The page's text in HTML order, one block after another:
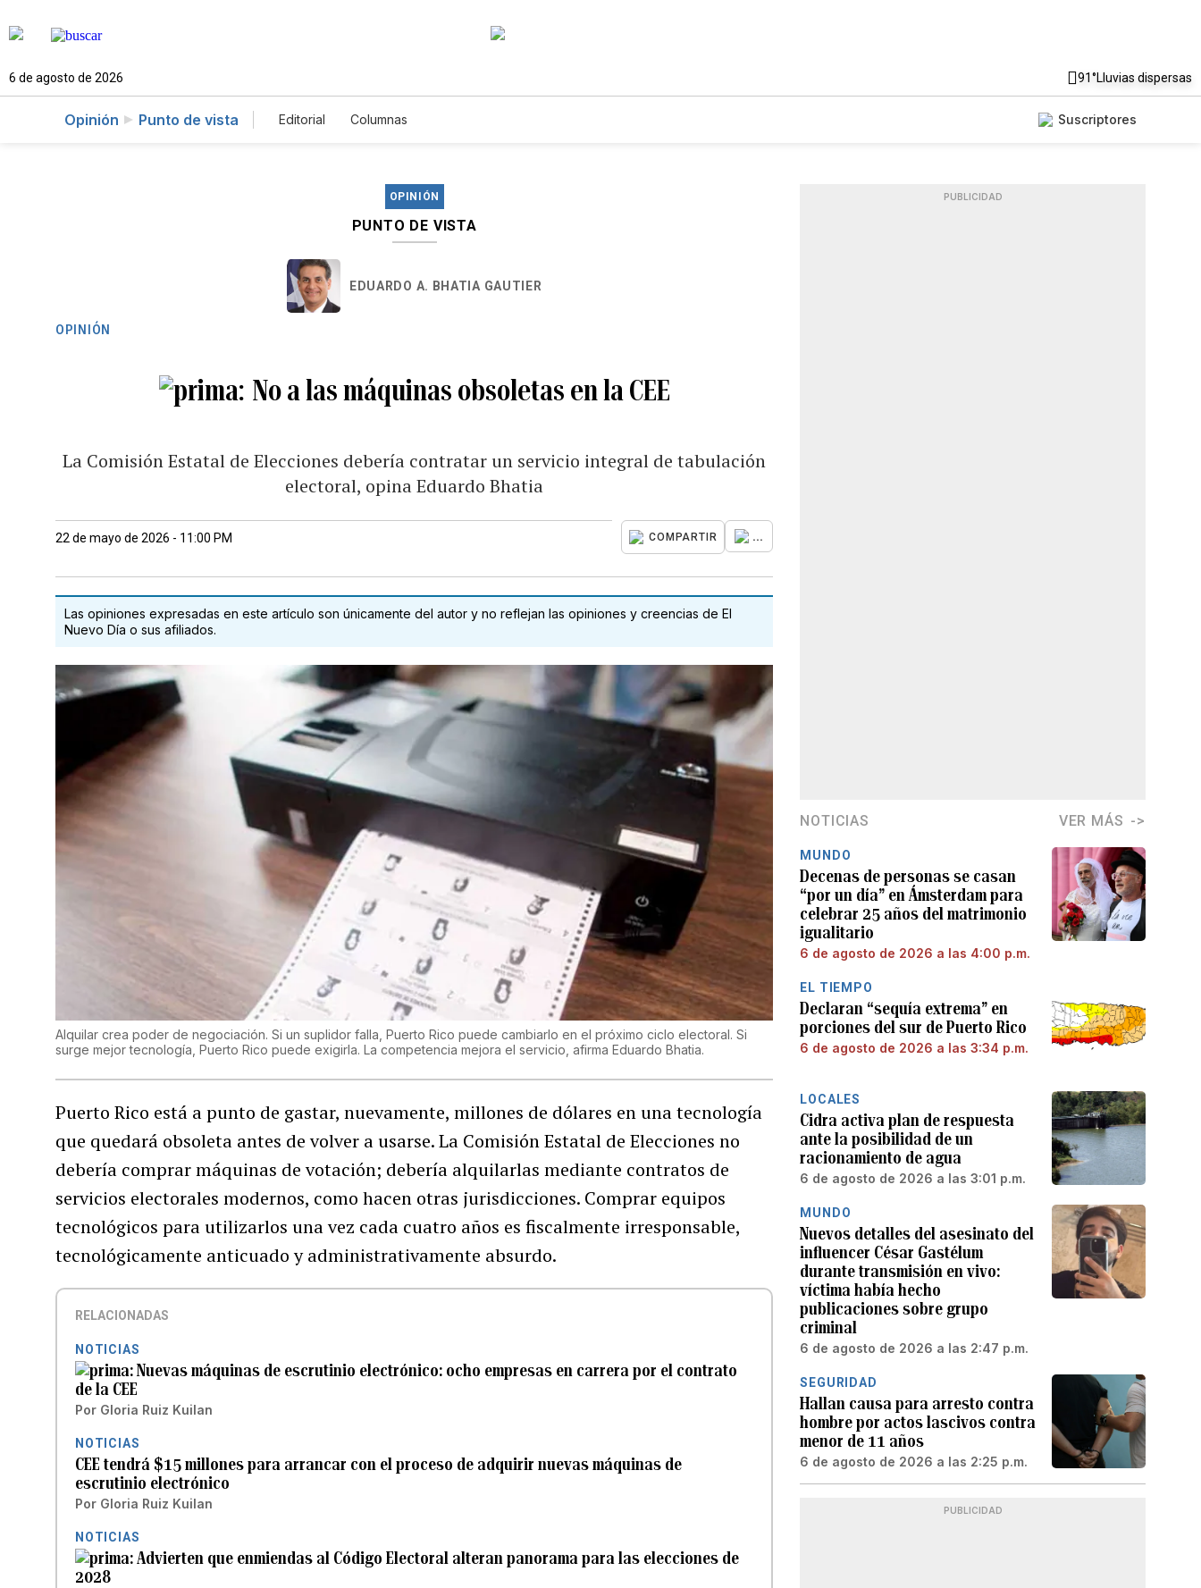
6 de agosto de 2026 91°Lluvias dispersas
Opinión Punto de vista Editorial Columnas Suscriptores
OPINIÓN
PUNTO DE VISTA
EDUARDO A. BHATIA GAUTIER
OPINIÓN
No a las máquinas obsoletas en la CEE
La Comisión Estatal de Elecciones debería contratar un servicio integral de tabulación
electoral, opina Eduardo Bhatia
22 de mayo de 2026 - 11:00 PM COMPARTIR ...
Las opiniones expresadas en este artículo son únicamente del autor y no reflejan las opiniones y creencias de El
Nuevo Día o sus afiliados.
Alquilar crea poder de negociación. Si un suplidor falla, Puerto Rico puede cambiarlo en el próximo ciclo electoral. Si
surge mejor tecnología, Puerto Rico puede exigirla. La competencia mejora el servicio, afirma Eduardo Bhatia.
Puerto Rico está a punto de gastar, nuevamente, millones de dólares en una tecnología
que quedará obsoleta antes de volver a usarse. La Comisión Estatal de Elecciones no
debería comprar máquinas de votación; debería alquilarlas mediante contratos de
servicios electorales modernos, como hacen otras jurisdicciones. Comprar equipos
tecnológicos para utilizarlos una vez cada cuatro años es fiscalmente irresponsable,
tecnológicamente anticuado y administrativamente absurdo.
RELACIONADAS
NOTICIAS
Nuevas máquinas de escrutinio electrónico: ocho empresas en carrera por el contrato
de la CEE
Por Gloria Ruiz Kuilan
NOTICIAS
CEE tendrá $15 millones para arrancar con el proceso de adquirir nuevas máquinas de
escrutinio electrónico
Por Gloria Ruiz Kuilan
NOTICIAS
Advierten que enmiendas al Código Electoral alteran panorama para las elecciones de
2028
PUBLICIDAD
NOTICIAS VER MÁS
MUNDO
Decenas de personas se casan
“por un día” en Ámsterdam para
celebrar 25 años del matrimonio
igualitario
6 de agosto de 2026 a las 4:00 p.m.
EL TIEMPO
Declaran “sequía extrema” en
porciones del sur de Puerto Rico
6 de agosto de 2026 a las 3:34 p.m.
LOCALES
Cidra activa plan de respuesta
ante la posibilidad de un
racionamiento de agua
6 de agosto de 2026 a las 3:01 p.m.
MUNDO
Nuevos detalles del asesinato del
influencer César Gastélum
durante transmisión en vivo:
víctima había hecho
publicaciones sobre grupo
criminal
6 de agosto de 2026 a las 2:47 p.m.
SEGURIDAD
Hallan causa para arresto contra
hombre por actos lascivos contra
menor de 11 años
6 de agosto de 2026 a las 2:25 p.m.
PUBLICIDAD